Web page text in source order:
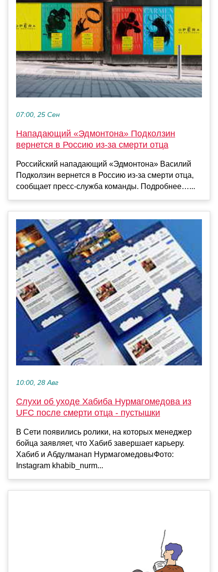
07:00, 25 Сен
Нападающий «Эдмонтона» Подколзин
вернется в Россию из‑за смерти отца
Российский нападающий «Эдмонтона» Василий
Подколзин вернется в Россию из‑за смерти отца,
сообщает пресс‑служба команды. Подробнее…...
10:00, 28 Авг
Слухи об уходе Хабиба Нурмагомедова из
UFC после смерти отца - пустышки
В Сети появились ролики, на которых менеджер
бойца заявляет, что Хабиб завершает карьеру.
Хабиб и Абдулманап НурмагомедовыФото:
Instagram khabib_nurm...